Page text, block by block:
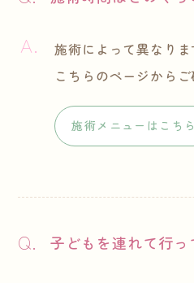
施術によって異なりま
こちらのページからご
施術メニューはこちら
子どもを連れて行